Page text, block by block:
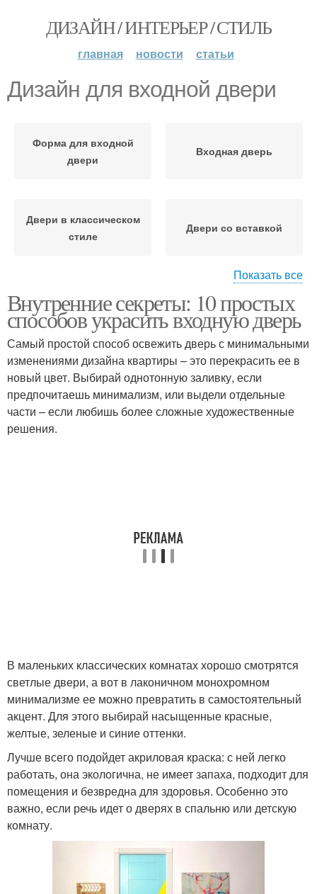
ДИЗАЙН / ИНТЕРЬЕР / СТИЛЬ
главная новости статьи
Дизайн для входной двери
Форма для входной
двери
Входная дверь
Двери в классическом
стиле
Двери со вставкой
Классические двери
Показать все
Внутренние секреты: 10 простых
способов украсить входную дверь
Самый простой способ освежить дверь с минимальными
изменениями дизайна квартиры – это перекрасить ее в
новый цвет. Выбирай однотонную заливку, если
предпочитаешь минимализм, или выдели отдельные
части – если любишь более сложные художественные
решения.
В маленьких классических комнатах хорошо смотрятся
светлые двери, а вот в лаконичном монохромном
минимализме ее можно превратить в самостоятельный
акцент. Для этого выбирай насыщенные красные,
желтые, зеленые и синие оттенки.
Лучше всего подойдет акриловая краска: с ней легко
работать, она экологична, не имеет запаха, подходит для
помещения и безвредна для здоровья. Особенно это
важно, если речь идет о дверях в спальню или детскую
комнату.